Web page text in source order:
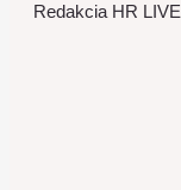
Redakcia HR LIVE